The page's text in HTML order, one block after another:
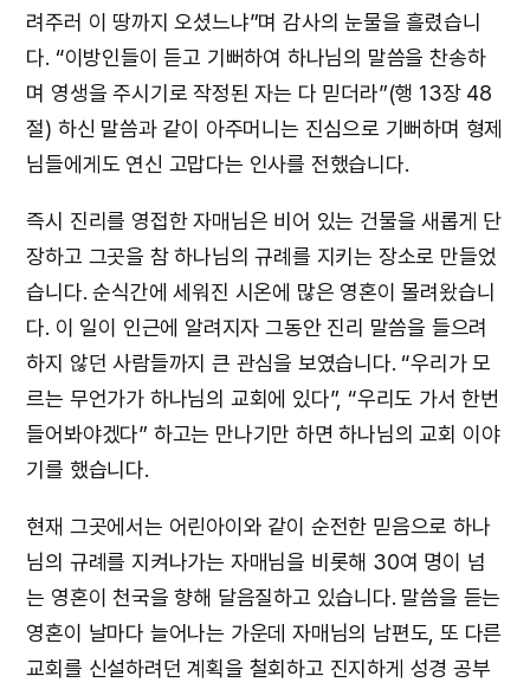
려주러 이 땅까지 오셨느냐”며 감사의 눈물을 흘렸습니
다. “이방인들이 듣고 기뻐하여 하나님의 말씀을 찬송하
며 영생을 주시기로 작정된 자는 다 믿더라”(행 13장 48
절) 하신 말씀과 같이 아주머니는 진심으로 기뻐하며 형제
님들에게도 연신 고맙다는 인사를 전했습니다.
즉시 진리를 영접한 자매님은 비어 있는 건물을 새롭게 단
장하고 그곳을 참 하나님의 규례를 지키는 장소로 만들었
습니다. 순식간에 세워진 시온에 많은 영혼이 몰려왔습니
다. 이 일이 인근에 알려지자 그동안 진리 말씀을 들으려
하지 않던 사람들까지 큰 관심을 보였습니다. “우리가 모
르는 무언가가 하나님의 교회에 있다”, “우리도 가서 한번
들어봐야겠다” 하고는 만나기만 하면 하나님의 교회 이야
기를 했습니다.
현재 그곳에서는 어린아이와 같이 순전한 믿음으로 하나
님의 규례를 지켜나가는 자매님을 비롯해 30여 명이 넘
는 영혼이 천국을 향해 달음질하고 있습니다. 말씀을 듣는
영혼이 날마다 늘어나는 가운데 자매님의 남편도, 또 다른
교회를 신설하려던 계획을 철회하고 진지하게 성경 공부